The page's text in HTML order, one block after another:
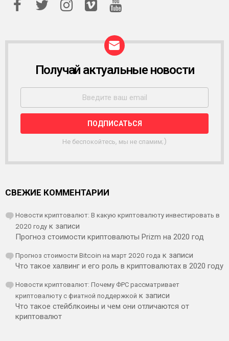
С
Ы
К
Получай актуальные новости
Не беспокойтесь, мы не спамим;)
СВЕЖИЕ КОММЕНТАРИИ
Новости криптовалют: В какую криптовалюту инвестировать в
2020 году к записи
Прогноз стоимости криптовалюты Prizm на 2020 год
Прогноз стоимости Bitcoin на март 2020 года к записи
Что такое халвинг и его роль в криптовалютах в 2020 году
Новости криптовалют: Почему ФРС рассматривает
криптовалюту с фиатной поддержкой к записи
Что такое стейблкоины и чем они отличаются от
криптовалют